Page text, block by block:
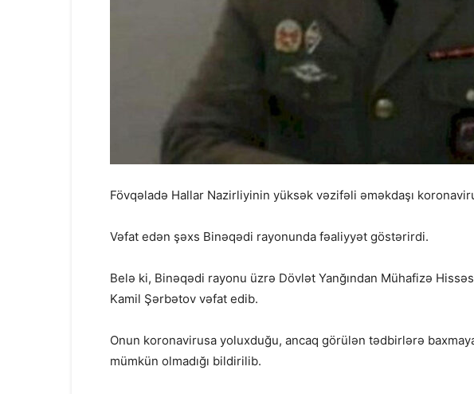
Fövqəladə Hallar Nazirliyinin yüksək vəzifəli əməkdaşı
Vəfat edən şəxs Binəqədi rayonunda fəaliyyət göstərirdi.
Belə ki, Binəqədi rayonu üzrə Dövlət Yanğından Mühafizə
Kamil Şərbətov vəfat edib.
Onun koronavirusa yoluxduğu, ancaq görülən tədbirlərə
mümkün olmadığı bildirilib.